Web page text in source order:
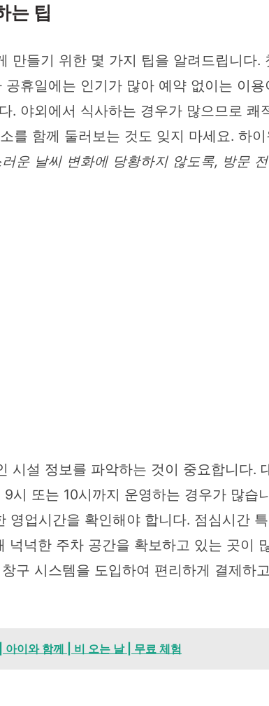
는 팁
만들기 위한 몇 가지 팁을 알려드립니다
휴일에는 인기가 많아 예약 없이는 이
. 야외에서 식사하는 경우가 많으므로
를 함께 둘러보는 것도 잊지 마세요. 하
러운 날씨 변화에 당황하지 않도록, 방문
시설 정보를 파악하는 것이 중요합니다.
시 또는 10시까지 운영하는 경우가 많
영업시간을 확인해야 합니다. 점심시간
넉넉한 주차 공간을 확보하고 있는 곳이
구 시스템을 도입하여 편리하게 결제하
이와 함께 | 비 오는 날 | 무료 체험